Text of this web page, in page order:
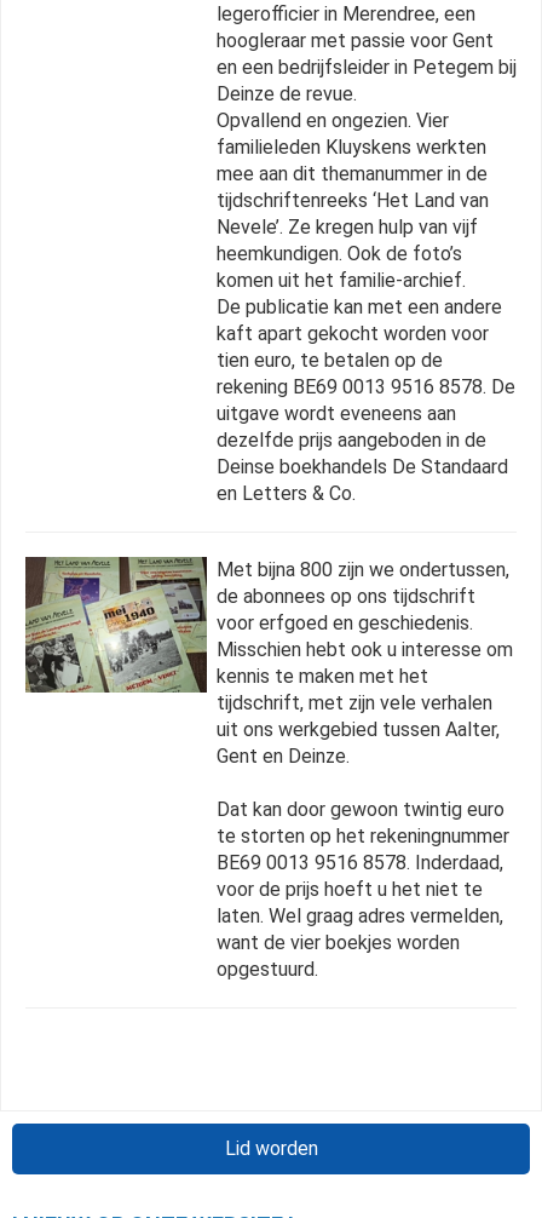
legerofficier in Merendree, een
hoogleraar met passie voor Gent
en een bedrijfsleider in Petegem bij
Deinze de revue.
Opvallend en ongezien. Vier
familieleden Kluyskens werkten
mee aan dit themanummer in de
tijdschriftenreeks ‘Het Land van
Nevele’. Ze kregen hulp van vijf
heemkundigen. Ook de foto’s
komen uit het familie-archief.
De publicatie kan met een andere
kaft apart gekocht worden voor
tien euro, te betalen op de
rekening BE69 0013 9516 8578. De
uitgave wordt eveneens aan
dezelfde prijs aangeboden in de
Deinse boekhandels De Standaard
en Letters & Co.
Met bijna 800 zijn we ondertussen,
de abonnees op ons tijdschrift
voor erfgoed en geschiedenis.
Misschien hebt ook u interesse om
kennis te maken met het
tijdschrift, met zijn vele verhalen
uit ons werkgebied tussen Aalter,
Gent en Deinze.
Dat kan door gewoon twintig euro
te storten op het rekeningnummer
BE69 0013 9516 8578. Inderdaad,
voor de prijs hoeft u het niet te
laten. Wel graag adres vermelden,
want de vier boekjes worden
opgestuurd.
Lid worden